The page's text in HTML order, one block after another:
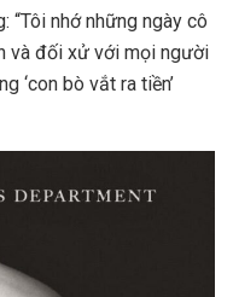
nhớ những ngày cô
và đối xử với mọi người
‘con bò vắt ra tiền’